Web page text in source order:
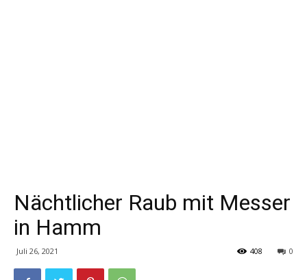
Nächtlicher Raub mit Messer
in Hamm
Juli 26, 2021 0
408